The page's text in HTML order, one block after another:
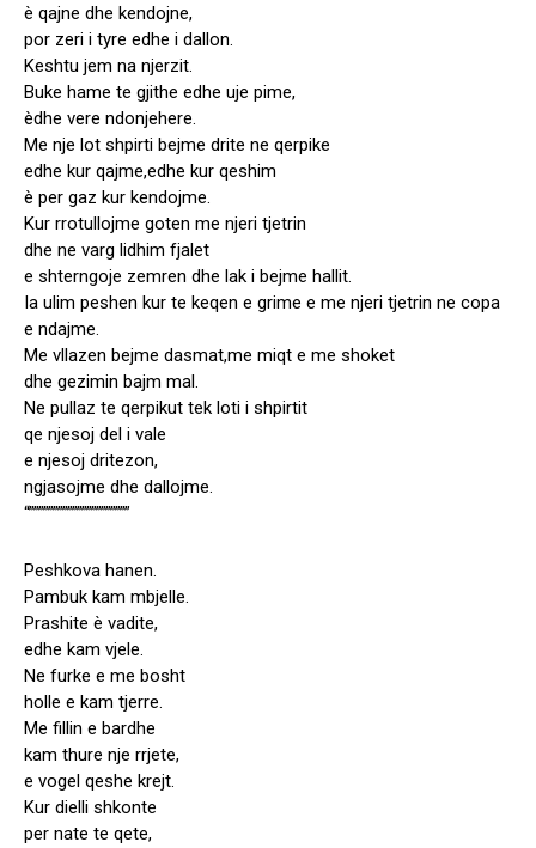
è qajne dhe kendojne,
por zeri i tyre edhe i dallon.
Keshtu jem na njerzit.
Buke hame te gjithe edhe uje pime,
èdhe vere ndonjehere.
Me nje lot shpirti bejme drite ne qerpike
edhe kur qajme,edhe kur qeshim
è per gaz kur kendojme.
Kur rrotullojme goten me njeri tjetrin
dhe ne varg lidhim fjalet
e shterngoje zemren dhe lak i bejme hallit.
Ia ulim peshen kur te keqen e grime e me njeri tjetrin ne copa
e ndajme.
Me vllazen bejme dasmat,me miqt e me shoket
dhe gezimin bajm mal.
Ne pullaz te qerpikut tek loti i shpirtit
qe njesoj del i vale
e njesoj dritezon,
ngjasojme dhe dallojme.
“”””””””””””””””””””””
Peshkova hanen.
Pambuk kam mbjelle.
Prashite è vadite,
edhe kam vjele.
Ne furke e me bosht
holle e kam tjerre.
Me fillin e bardhe
kam thure nje rrjete,
e vogel qeshe krejt.
Kur dielli shkonte
per nate te qete,